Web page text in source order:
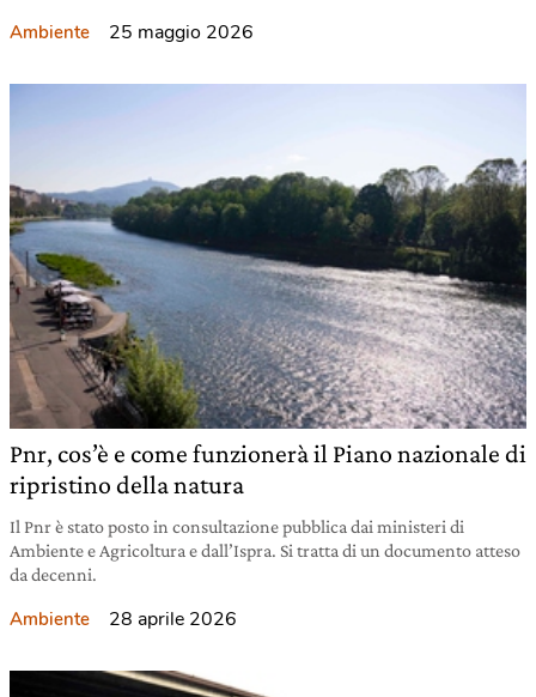
Ambiente 25 maggio 2026
Pnr, cos’è e come funzionerà il Piano nazionale di
ripristino della natura
Il Pnr è stato posto in consultazione pubblica dai ministeri di
Ambiente e Agricoltura e dall’Ispra. Si tratta di un documento atteso
da decenni.
Ambiente 28 aprile 2026